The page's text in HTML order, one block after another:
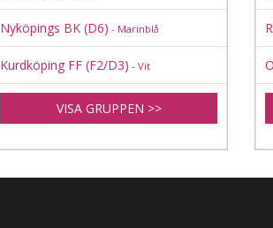
Nyköpings BK (D6) - Marinblå
Kurdköping FF (F2/D3) - Vit
VISA GRUPPEN >>